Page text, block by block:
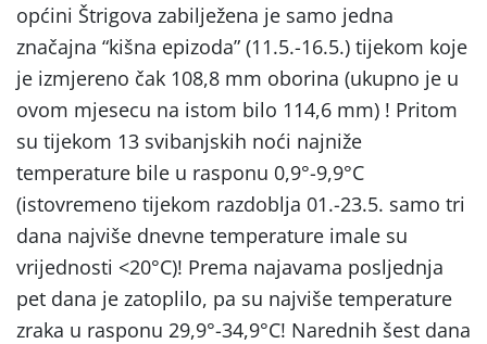
općini Štrigova zabilježena je samo jedna
značajna “kišna epizoda” (11.5.-16.5.) tijekom koje
je izmjereno čak 108,8 mm oborina (ukupno je u
ovom mjesecu na istom bilo 114,6 mm) ! Pritom
su tijekom 13 svibanjskih noći najniže
temperature bile u rasponu 0,9°-9,9°C
(istovremeno tijekom razdoblja 01.-23.5. samo tri
dana najviše dnevne temperature imale su
vrijednosti <20°C)! Prema najavama posljednja
pet dana je zatoplilo, pa su najviše temperature
zraka u rasponu 29,9°-34,9°C! Narednih šest dana